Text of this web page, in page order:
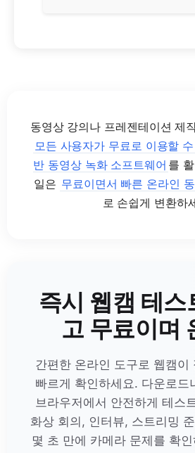
동영상 강의나 프레젠테이션 제
모든 사용자가 무료로 이용할
반 동영상 녹화 소프트웨어 를
일은 무료이면서 빠른 온라인
로 손쉽게 변환하
즉시 웹캠 테스
고 무료이며
간편한 온라인 도구로 웹캠이
빠르게 확인하세요. 다운로드
브라우저에서 안전하게 테스
화상 회의, 인터뷰, 스트리밍
몇 초 만에 카메라 문제를 확